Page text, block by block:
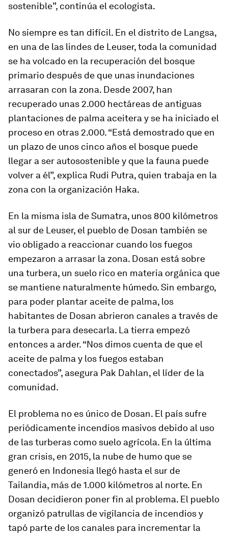
sostenible”, continúa el ecologista.
No siempre es tan difícil. En el distrito de Langsa,
en una de las lindes de Leuser, toda la comunidad
se ha volcado en la recuperación del bosque
primario después de que unas inundaciones
arrasaran con la zona. Desde 2007, han
recuperado unas 2.000 hectáreas de antiguas
plantaciones de palma aceitera y se ha iniciado el
proceso en otras 2.000. “Está demostrado que en
un plazo de unos cinco años el bosque puede
llegar a ser autosostenible y que la fauna puede
volver a él”, explica Rudi Putra, quien trabaja en la
zona con la organización Haka.
En la misma isla de Sumatra, unos 800 kilómetros
al sur de Leuser, el pueblo de Dosan también se
vio obligado a reaccionar cuando los fuegos
empezaron a arrasar la zona. Dosan está sobre
una turbera, un suelo rico en materia orgánica que
se mantiene naturalmente húmedo. Sin embargo,
para poder plantar aceite de palma, los
habitantes de Dosan abrieron canales a través de
la turbera para desecarla. La tierra empezó
entonces a arder. “Nos dimos cuenta de que el
aceite de palma y los fuegos estaban
conectados”, asegura Pak Dahlan, el líder de la
comunidad.
El problema no es único de Dosan. El país sufre
periódicamente incendios masivos debido al uso
de las turberas como suelo agrícola. En la última
gran crisis, en 2015, la nube de humo que se
generó en Indonesia llegó hasta el sur de
Tailandia, más de 1.000 kilómetros al norte. En
Dosan decidieron poner fin al problema. El pueblo
organizó patrullas de vigilancia de incendios y
tapó parte de los canales para incrementar la